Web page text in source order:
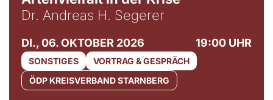
Dr. Andreas H. Segerer
DI., 06. OKTOBER 2026 19:00 UHR
SONSTIGES
VORTRAG & GESPRÄCH
ÖDP KREISVERBAND STARNBERG